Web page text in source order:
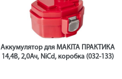
Аккумулятор для MAKITA ПРАКТИКА
14,4В, 2,0Ач, NiCd, коробка (032-133)